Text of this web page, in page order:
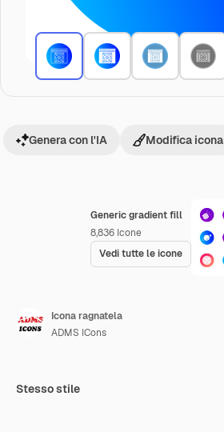
Generic gradient fill
8,836 Icone
Vedi tutte le icone
Genera con l'IA Modifica icona
Icona ragnatela
ADMS ICons
Stesso stile